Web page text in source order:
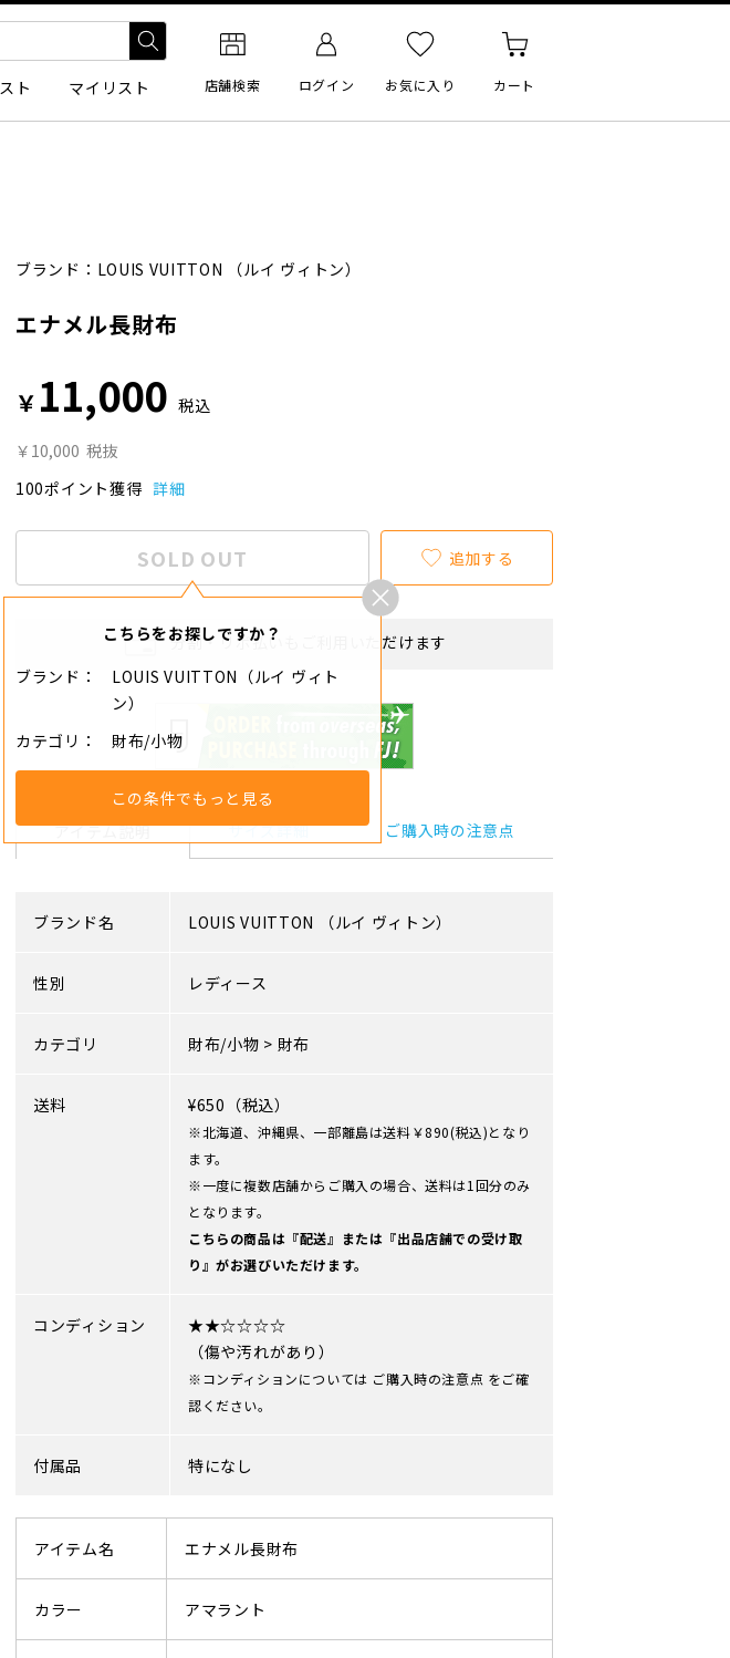
ト マイリスト 店舗検索 ログイン お気に入り カート
ブランド： LOUIS VUITTON （ルイ ヴィトン）
エナメル長財布
￥ 11,000 税込
￥10,000 税抜
100ポイント獲得 詳細
SOLD OUT
こちらをお探しですか？
ブランド
LOUIS VUITTON（ルイ ヴィト
ン）
カテゴリ
財布/小物
この条件でもっと見る
追加する
分割・リボ払いもご利用いただけます
アイテム説明 サイズ詳細 ご購入時の注意点
ブランド名 LOUIS VUITTON （ルイ ヴィトン）
性別 レディース
カテゴリ 財布/小物 > 財布
送料 ¥650（税込）
※北海道、沖縄県、一部離島は送料￥890(税込)となり
ます。
※一度に複数店舗からご購入の場合、送料は1回分のみ
となります。
こちらの商品は『配送』または『出品店舗での受け取
り』がお選びいただけます。
コンディション
★★☆☆☆☆
（傷や汚れがあり）
※コンディションについては ご購入時の注意点 をご確
認ください。
付属品 特になし
アイテム名 エナメル長財布
カラー アマラント